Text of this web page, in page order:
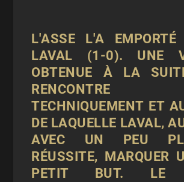
L'ASSE L'A
LAVAL (1-0). UNE
OBTENUE À LA
RENCONTRE
TECHNIQUEMENT ET
DE LAQUELLE LAVAL,
AVEC UN PEU
RÉUSSITE, MARQUER
PETIT BUT. LE